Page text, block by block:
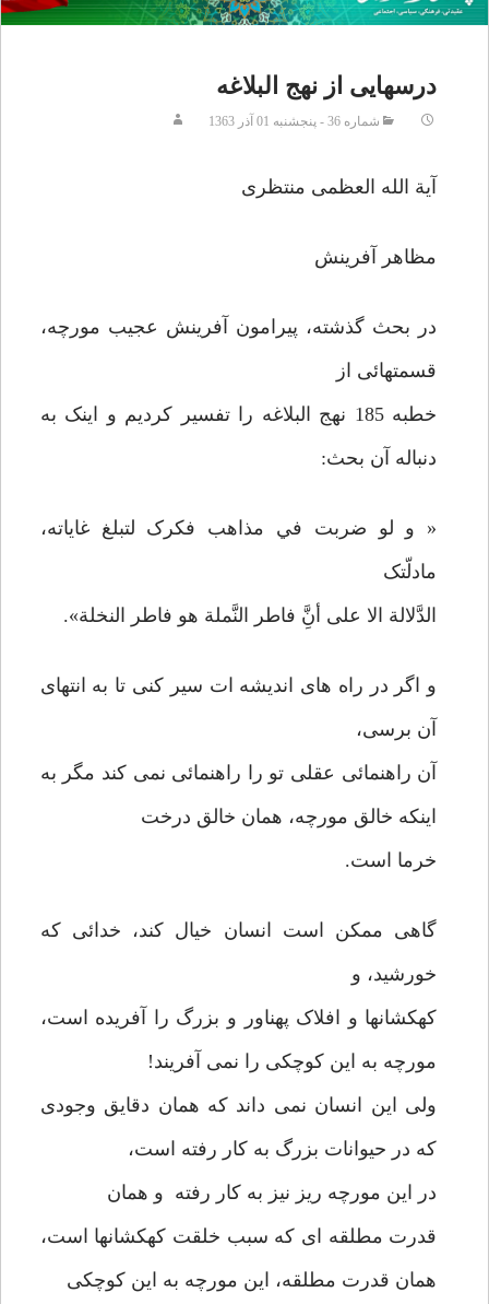
درسهایی از نهج البلاغه
شماره 36 - پنجشنبه 01 آذر 1363
آیة الله العظمی منتظری
مظاهر آفرینش
در بحث گذشته، پیرامون آفرینش عجیب مورچه،
قسمتهائی از
خطبه 185 نهج البلاغه را تفسیر کردیم و اینک به
دنباله آن بحث:
« و لو ضربت في مذاهب فکرک لتبلغ غایاته،
مادلّتک
الدَّلالة الا علی أنَِّ فاطر النَّملة هو فاطر النخلة».
و اگر در راه های اندیشه ات سیر کنی تا به انتهای
آن برسی،
آن راهنمائی عقلی تو را راهنمائی نمی کند مگر به
اینکه خالق مورچه، همان خالق درخت
خرما است.
گاهی ممکن است انسان خیال کند، خدائی که
خورشید، و
کهکشانها و افلاک پهناور و بزرگ را آفریده است،
مورچه به این کوچکی را نمی آفریند!
ولی این انسان نمی داند که همان دقایق وجودی
که در حیوانات بزرگ به کار رفته است،
در این مورچه ریز نیز به کار رفته و همان
قدرت مطلقه ای که سبب خلقت کهکشانها است،
همان قدرت مطلقه، این مورچه به این کوچکی